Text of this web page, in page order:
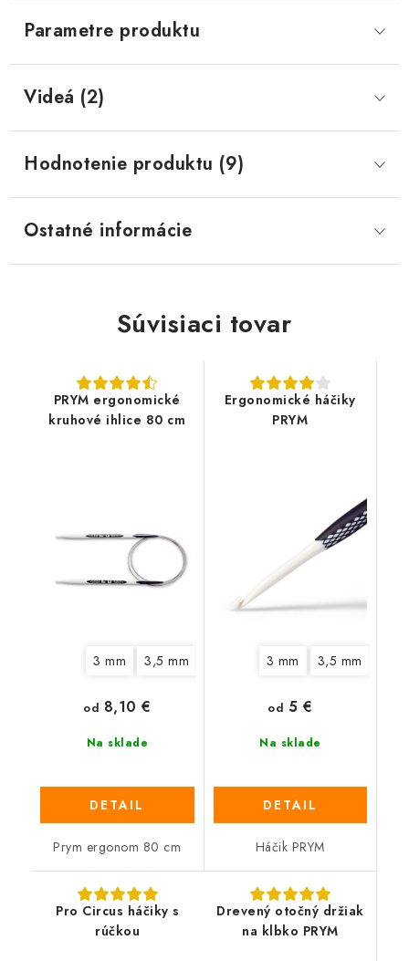
Parametre produktu
Videá (2)
Hodnotenie produktu (9)
Ostatné informácie
Súvisiaci tovar
PRYM ergonomické
kruhové ihlice 80 cm
3 mm 3,5 mm 4,5 mm 5 mm
Na sklade
od 8,10 €
DETAIL
Prym ergonom 80 cm
Ergonomické háčiky
PRYM
3 mm 3,5 mm
Na sklade
od 5 €
DETAIL
Háčik PRYM
Pro Circus háčiky s
rúčkou
Drevený otočný držiak
na klbko PRYM